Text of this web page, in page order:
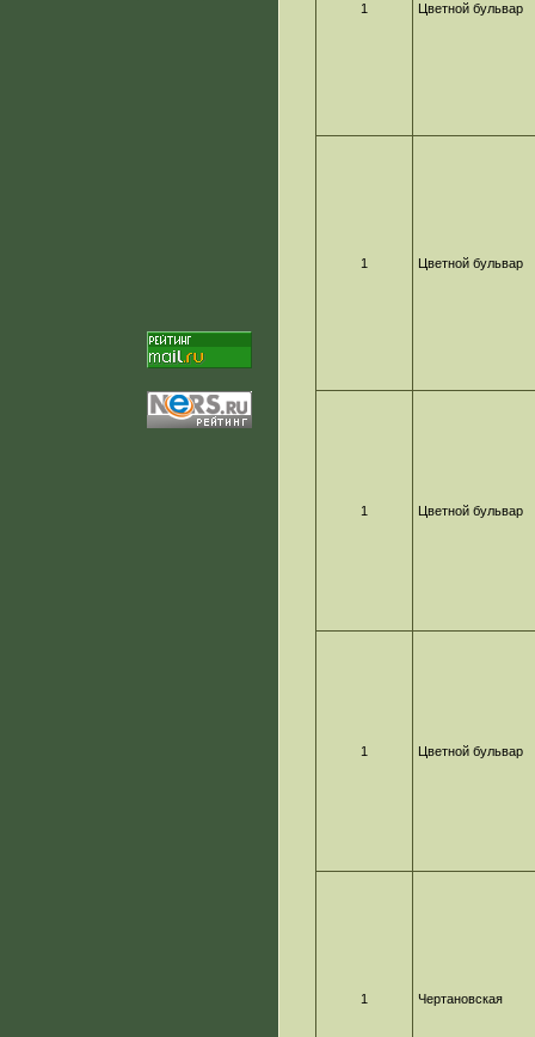
1 Цветной бульвар
1 Цветной бульвар
1 Цветной бульвар
1 Цветной бульвар
1 Чертановская